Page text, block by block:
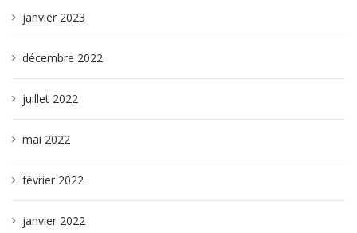
janvier 2023
décembre 2022
juillet 2022
mai 2022
février 2022
janvier 2022